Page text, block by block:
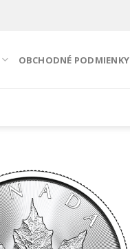
OBCHODNÉ PODMIENKY
Pridať k
obľúbeným